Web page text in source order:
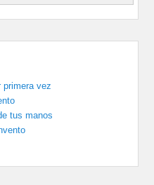
primera vez
tus manos